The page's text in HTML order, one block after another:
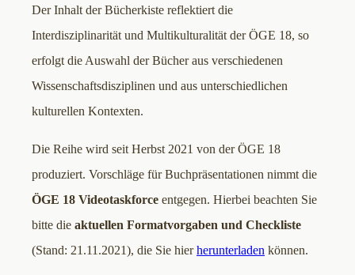
Der Inhalt der Bücherkiste reflektiert die
Interdisziplinarität und Multikulturalität der ÖGE 18, so
erfolgt die Auswahl der Bücher aus verschiedenen
Wissenschaftsdisziplinen und aus unterschiedlichen
kulturellen Kontexten.
Die Reihe wird seit Herbst 2021 von der ÖGE 18
produziert. Vorschläge für Buchpräsentationen nimmt die
ÖGE 18 Videotaskforce entgegen. Hierbei beachten Sie
bitte die aktuellen Formatvorgaben und Checkliste
(Stand: 21.11.2021), die Sie hierherunterladen können.